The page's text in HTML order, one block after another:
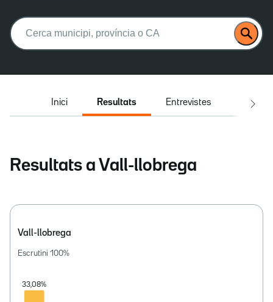
Buscar:
Inici Resultats Entrevistes El
Resultats a Vall-llobrega
Vall-llobrega
Escrutini 100%